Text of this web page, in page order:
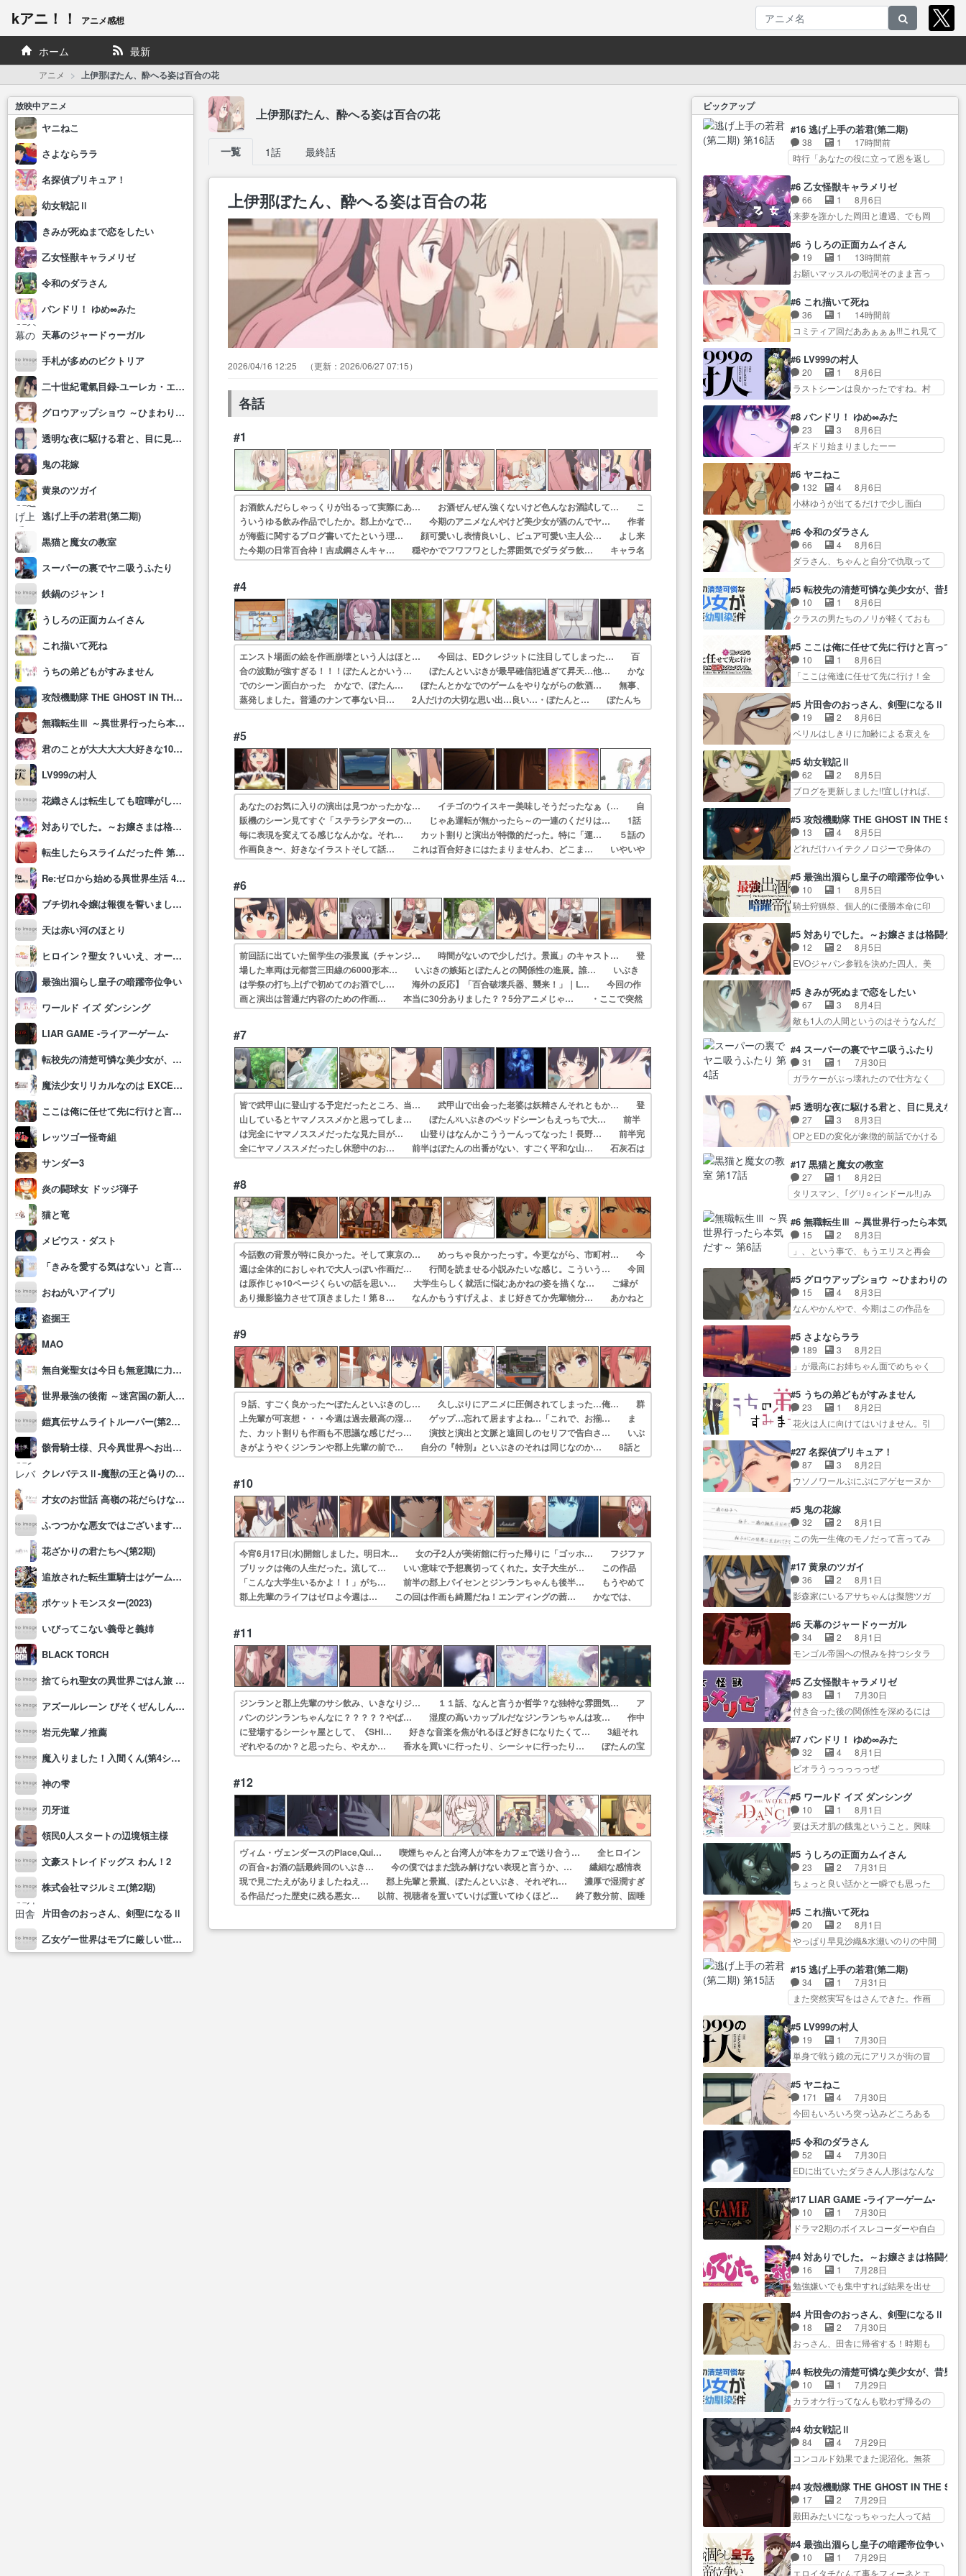
kアニ！！ アニメ感想
ホーム 最新
アニメ 上伊那ぼたん、酔へる姿は百合の花
放映中アニメ
ヤニねこ
さよならララ
名探偵プリキュア！
幼女戦記Ⅱ
きみが死ぬまで恋をしたい
乙女怪獣キャラメリゼ
令和のダラさん
バンドリ！ ゆめ∞みた
天幕のジャードゥーガル
手札が多めのビクトリア
二十世紀電氣目録-ユーレカ・エヴリカ-
グロウアップショウ ～ひまわりのサーカス団～
透明な夜に駆ける君と、目に見えない恋をした。
鬼の花嫁
黄泉のツガイ
逃げ上手の若君(第二期)
黒猫と魔女の教室
スーパーの裏でヤニ吸うふたり
鉄鍋のジャン！
うしろの正面カムイさん
これ描いて死ね
うちの弟どもがすみません
攻殻機動隊 THE GHOST IN THE SHELL
無職転生Ⅲ ～異世界行ったら本気だす～
君のことが大大大大大好きな100人の彼女(第3期)
LV999の村人
花織さんは転生しても喧嘩がしたい
対ありでした。～お嬢さまは格闘ゲームなんてしない～
転生したらスライムだった件 第4期
Re:ゼロから始める異世界生活 4th season
ブチ切れ令嬢は報復を誓いました。 ～魔導書の力で祖国を叩き潰します～
天は赤い河のほとり
ヒロイン？聖女？いいえ、オールワークスメイドです(誇)！
最強出涸らし皇子の暗躍帝位争い
ワールド イズ ダンシング
LIAR GAME -ライアーゲーム-
転校先の清楚可憐な美少女が、昔男子と思って一緒に遊んだ幼馴染だった件
魔法少女リリカルなのは EXCEEDS Gun Blaze Vengeance
ここは俺に任せて先に行けと言ってから10年がたったら伝説になっていた。
レッツゴー怪奇組
サンダー3
炎の闘球女 ドッジ弾子
猫と竜
メビウス・ダスト
「きみを愛する気はない」と言った次期公爵様がなぜか溺愛してきます
おねがいアイプリ
盗掘王
MAO
無自覚聖女は今日も無意識に力を垂れ流す
世界最強の後衛 ～迷宮国の新人探索者～
鎧真伝サムライトルーパー(第2クール)
骸骨騎士様、只今異世界へお出掛け中Ⅱ
クレバテスⅡ-魔獣の王と偽りの勇者伝承-
才女のお世話 高嶺の花だらけな名門校で、学院一のお嬢様(生活能力皆無)を陰ながらお世話することになりました
ふつつかな悪女ではございますが～雛宮蝶鼠とりかえ伝～
花ざかりの君たちへ(第2期)
追放された転生重騎士はゲーム知識で無双する
ポケットモンスター(2023)
いびってこない義母と義姉
BLACK TORCH
捨てられ聖女の異世界ごはん旅 隠れスキルでキャンピングカーを召喚しました
アズールレーン びそくぜんしんっ！にっ!!
岩元先輩ノ推薦
魔入りました！入間くん(第4シリーズ)
神の雫
刃牙道
領民0人スタートの辺境領主様
文豪ストレイドッグス わん！2
株式会社マジルミエ(第2期)
片田舎のおっさん、剣聖になるⅡ
乙女ゲー世界はモブに厳しい世界です2
上伊那ぼたん、酔へる姿は百合の花
一覧 1話 最終話
上伊那ぼたん、酔へる姿は百合の花
2026/04/16 12:25 2026/06/27 07:15
各話
#1
お酒飲んだらしゃっくりが出るって実際にあ… お酒ぜんぜん強くないけど色んなお酒試して… こ
ういうゆる飲み作品でしたか。郡上かなで… 今期のアニメなんやけど美少女が酒のんでヤ… 作者
が海藍に関するブログ書いてたという理… 顔可愛いし表情良いし、ピュア可愛い主人公… よし来
た今期の日常百合枠！吉成鋼さんキャ… 穏やかでフワフワとした雰囲気でダラダラ飲… キャラ名
は出身地の地名の様ですねしかも、… 中の人が目に浮かんでしまいますね～本編戻…
#4
エンスト場面の絵を作画崩壊という人はほと… 今回は、EDクレジットに注目してしまった… 百
合の波動が強すぎる！！！ぼたんとかいう… ぼたんといぶきが最早確信犯過ぎて昇天…他… かな
でのシーン面白かった かなで、ぼたん… ぼたんとかなでのゲームをやりながらの飲酒… 無事、
蒸発しました。普通のナンて事ない日… 2人だけの大切な思い出…良い…・ぼたんと… ぼたんち
ゃん縁結びにいぶきさんとの名前書… 演出が意欲的で、観ていて楽しい。お祭りア…
#5
あなたのお気に入りの演出は見つかったかな… イチゴのウイスキー美味しそうだったなぁ（… 自
販機のシーン見てすぐ「ステラシアターの… じゃあ運転が無かったら～の一連のくだりは… 1話
毎に表現を変えてる感じなんかな。それ… カット割りと演出が特徴的だった。特に「運… ５話の
作画良き〜、好きなイラストそして話… これは百合好きにはたまりませんわ、どこま… いやいや
いやいやいや……カメラワークが変… 本当に神アニメじゃないですか、これ期待を…
#6
前回話に出ていた留学生の張景嵐（チャンジ… 時間がないので少しだけ。景嵐」のキャスト… 登
場した車両は元都営三田線の6000形本… いぶきの嫉妬とぼたんとの関係性の進展。誰… いぶき
は学祭の打ち上げで初めてのお酒でし… 海外の反応】「百合破壊兵器、襲来！」｜L… 今回の作
画と演出は普通だ内容のための作画… 本当に30分ありました？？5分アニメじゃ… ・ここで突然
の飛騨大鍾乳洞！・そこはかと… 私といつも飲んでるじゃないですかだけどあ…
#7
皆で武甲山に登山する予定だったところ、当… 武甲山で出会った老婆は妖精さんそれともか… 登
山しているとヤマノススメかと思ってしま… ぼたん☓いぶきのベッドシーンもえっちで大… 前半
は完全にヤマノススメだったな見た目が… 山登りはなんかこううーんってなった！長野… 前半完
全にヤマノススメだったし休憩中のお… 前半はぼたんの出番がない、すごく平和な山… 石灰石は
山頂の神社にありますってどういう… ・いぶきの言葉にドキドキが止まらない…！…
#8
今話数の背景が特に良かった。そして東京の… めっちゃ良かったっす。今更ながら、市町村… 今
週は全体的におしゃれで大人っぽい作画だ… 行間を読ませる小説みたいな感じ。こういう… 今回
は原作じゃ10ページくらいの話を思い… 大学生らしく就活に悩むあかねの姿を描くな… ご縁が
あり撮影協力させて頂きました！第８… なんかもうすげえよ、まじ好きてか先輩物分… あかねと
バンドメンバー。やえか、ぼたん、… 1位タイが4話、次点5話かな〜大前提どち…
#9
９話、すごく良かった〜ぼたんといぶきのし… 久しぶりにアニメに圧倒されてしまった…俺… 群
上先輩が可哀想・・・今週は過去最高の湿… ゲップ…忘れて居ますよね…「これで、お揃… ま
た、カット割りも作画も不思議な感じだっ… 演技と演出と文脈と遠回しのセリフで告白さ… いぶ
きがようやくジンランや郡上先輩の前で… 自分の『特別』といぶきのそれは同じなのか… 8話と
違い何だが微妙な作画やなぁとか思っ… もう負けヒロイン好きには郡上かなでがたま…
#10
今宵6月17日(水)開館しました。明日木… 女の子2人が美術館に行った帰りに「ゴッホ… フジファ
ブリックは俺の人生だった。流して… いい意味で予想裏切ってくれた。女子大生が… この作品
「こんな大学生いるかよ！！」がち… 前半の郡上パイセンとジンランちゃんも後半… もうやめて
郡上先輩のライフはゼロよ今週は… この回は作画も綺麗だね！エンディングの茜… かなでは、
色々溜め込んでいる感じがする。… 今宵6月16日(火)開館しました。岡山県…
#11
ジンランと郡上先輩のサシ飲み、いきなりジ… １１話、なんと言うか哲学？な独特な雰囲気… ア
バンのジンランちゃんなに？？？？？やば… 湿度の高いカップルだなジンランちゃんは攻… 作中
に登場するシーシャ屋として、《SHI… 好きな音楽を焦がれるほど好きになりたくて… 3組それ
ぞれやるのか？と思ったら、やえか… 香水を買いに行ったり、シーシャに行ったり… ぼたんの宝
具による固有結界が展開。大量に… もう9年前に会社のプロボノで秋田の支援を…
#12
ヴィム・ヴェンダースのPlace,Qui… 喫煙ちゃんと台湾人が本をカフェで送り合う… 全ヒロイン
の百合×お酒の話最終回のいぶき… 今の僕ではまだ読み解けない表現と言うか、… 繊細な感情表
現で見ごたえがありましたねえ… 郡上先輩と景嵐、ぼたんといぶき、それぞれ… 濃厚で湿潤すぎ
る作品だった歴史に残る悪女… 以前、視聴者を置いていけば置いてゆくほど… 終了数分前、固唾
を呑みながら見てたけどプ… 今更だけどいぶきは隙あらばお酒のことばか…
ピックアップ
#16 逃げ上手の若君(第二期)
38 1
17時間前
時行「あなたの役に立って恩を返し
ただろと言われると返… このア
ニメの演出、同じCloverWor… 貞
宗の思考を読み切れなかったのは、
経験の… 信濃仮面いったい誰な
ったり将棋だったり、諏訪神党の三
大… ・これ罠じゃないの？・砦
を捨てるって同盟… 合戦におけ
山… 薄々思ってたけど実写パー
トに対する熱意が… 亜也子ちゃ
ん面白い親父さんが無事で良かっ…
#6 乙女怪獣キャラメリゼ
66 1
8月6日
来夢を誑かした岡田と遭遇、でも岡
か見てなかったと気付き… みん
なからのメイク道具が、らいりーさ
んを… らいりーの影響で理想に
向けて努力する黒絵… コングと
友… らいりーが己のルッキズム
と相対する話とし… らいりーさ
んが容姿の美醜でしか人を見な
ダムに来た黒絵た… ライリーが
好きだったクズ男ハルゴンが懲
ら… メイクでちょっと勇気出て
る黒絵ちゃん可愛…
#6 うしろの正面カムイさん
19 1
13時間前
お願いマッスルの歌詞そのまま言っ
した～バタバタしてて… 霊を大
量に成仏させた ジェットババアの
亜… 1日で6人は流石絶倫カムイ
婆もしっかり抱… 今回は交通悪
前半の霊カモみたいになってるよねw
ジェッ… 今回はいつもと違って
霊が大人しいなと思っ… 最後に
お… 交通系悪霊除霊ツアー編！
どっちが悪かよく… よく見ない
と気付けない2つのエピソードに…
#6 これ描いて死ね
36 1
14時間前
コミティア回だああぁぁぁ!!!これ見て
が同人誌即売会の… 買ってもら
えた最初の一冊お客にプロポー
ズ… 遅れて5話，コミティア前哨
戦ですが，ここ… 「同情は創作
す… 東京で開かれる即売会に行
って自分たちの本… 一冊売る事
の苦労と喜びを知る手島先生が
ー編集さん。同… 自分の妄想を
買ってくれる人がいるという
も… 初めて自分の漫画が売れた
時の感動、懐かし…
#6 LV999の村人
20 1
8月6日
ラストシーンは良かったですね。村
鬼モードフィンガーシリ… アリ
スと10年後に結婚の約束をした鏡ず
っ… カジノスタッフ募集するも
集まらない更に追… 王命でクル
ビ… 最強の村人・鏡との出会い
で少しは変わった… やはり何か
悲しい過去がありそうな。鏡の
深そうやね姫を舐… 新キャラが
登場早々変態扱いされてる件。
タ… まだまだお元気そうなお声
で……不意打ち過…
#8 バンドリ！ ゆめ∞みた
23 3
8月6日
ギスドリ始まりましたーー
めっちゃ情緒不安定になってて
怖… 超回復を見守っていかない
と、ですね！！み… 開幕聞き取
りスタッフに定治いなかった？
節介だったりする… ビオラの立
ち回り害悪すぎるお近づきの印
が… ・律っちゃん明るくなった
た一難、律がビオラの呪縛か
ら… 「私はあなたが嫌いなんで
す」「バンドやめ… 何が起きて
いるのか！？次週、みゅーたいぷ…
#6 ヤニねこ
132 4
8月6日
小林ゆうが出てるだけで少し面白
◯◯◯される強制百合を期待
し… ヒグマドンってなんな
ん！？人見知りっぽい… なんな
ら下ネタ0じゃなかったかこんな回
イルドな回だった… 今回はだい
ぶある程度抑えてる？w感じな
気… アルねこ、そうはならんや
生きていたゴキブリ死んでる
GP… アルねこ危険ですよね。健
康的な面で··江… 酔い潰れ行き着
いた江ノ島で、朝日を眺めな…
#6 令和のダラさん
66 4
8月6日
ダラさん、ちゃんと自分で仇取って
じゃないのよケロロじゃ… ロボ
ットに憧れてビーム撃ちたいと…そ
うい… 余りにも凄惨なダラさん
の過去ダラさんの６… 過去編は
い… ガンガガン♪薫がなんかしっ
かり歌ってロマ… 姉巫女の誤
算、クソみたいな嫉妬の末路よ。
ン言うてないで… このアニメは
どこに行くのだろう、面白す
ぎ… 姉のした事はただ単に一族
を絶滅させただけ…
#5 転校先の清楚可憐な美少女が、昔男
10 1
8月6日
クラスの男たちのノリが軽くておも
いを拗らせているタイプ… みな
もちゃんが透けブラしててびっくり
して… レベルのキャラが登場。
相変わらず顔や体の… 隼人が春
じ… 第５話をU-NEXTで視聴しま
した。視聴… ラブコメで天然ジ
ゴロというかナチュラルヒ… み
不安に… 無理なダイエットは禁
物だけど、なかなか結… 「これ
からもお手入れ、がんばりゅ」あり
が…
#5 ここは俺に任せて先に行けと言って
10 1
8月6日
「ここは俺達に任せて先に行け！全
ロックが今、2人にあと… 木下鈴
奈（@0suzuna0）が【マリー…
村ごと乗っ取られてたら流石に気付
かないか… 《漫画版少し読んだ
クは敵に容赦無くブスっといくから
気持… 勇者パーティー再結成し
て先にいけで激アツ… 爆縮、幻
な… ねぇ猫耳ガール、敵の根城
に乗り込む事を同… 世もや替え
が利くと復活Pとは？！もう来週…
#5 片田舎のおっさん、剣聖になるⅡ
19 2
8月6日
ベリルはしきりに加齢による衰えを
ていた限界を超えて命の… いい
んじゃないですか。魔物の群を発見
した… アマプラにて視聴終わ
り！サーベルボア討伐… を言い
り… 先生としてのベリルが好き
だけど、今回みた… 4人だけでサ
ーベルボアを狩りに行く。野
が暴れてると聞い… ちょっと年
齢の事を言いすぎとゆーか言い
訳… ベリルの母もやはり只者じ
ゃなかったかベリ…
#5 幼女戦記Ⅱ
62 2
8月5日
ブログを更新しました!!宜しければ、
選んだゼートゥーア… ゼートゥ
ーアの唯一の手駒が強すぎる笑あ
お… 私にとって完全にご褒美回
ゼー様の葉巻シー… やはりター
が… “貧乏籤百連無料ガチャ”100
連でも1回… 2期入ってから地味
だよね。ただでさえ幼女… 「餌
葉に… ゼートゥーア左遷によっ
て参謀本部の連携が… 緊張感あ
る戦闘描写とギャグ今週の『有能
な…
#5 攻殻機動隊 THE GHOST IN THE
13 4
8月5日
どれだけハイテクノロジーで身体の
なるかと思った回想シー… フチ
コマだいぶ理性持ち始めた。この世
界の… 原作読んだのもう何年も
前なのに、覚えてる… コイルの
導… やまとん1号はどこの部分で
使うのだろう？… 日本とロシア
が絡む政治の話かつ色々な用
しまし… 前回同様『イノセン
ス』を含む押井・神山版… 第５
話「EPISODEラストの母親の気持…
#5 最強出涸らし皇子の暗躍帝位争い
10 1
8月5日
騎士狩猟祭、個人的に優勝本命に印
のが面倒な時は古代魔法… エル
ナがチートすぎる笑アルは最初から
自分… プラネット・ウィズ展開
アツいな「騎士狩猟… 麦茶どこ
ぐ… 第５話をABEMAで視聴しま
した。視聴に… 復讐に燃える吸
血鬼兄弟の弟ですいいキャラ…
皇帝… ウサギ好きそうな王女殿
下がかわいい。幼馴… ついに始
まった狩猟祭。エルナの活躍で上
位…
#5 対ありでした。～お嬢さまは格闘ゲ
12 2
8月5日
EVOジャパン参戦を決めた四人。美
いと思ってた(無くて… 見た目は
気品溢れてるのに中身は…美緒マ
マ… テーマ：格ゲー大会に行く
には？感想は、美… 大会を前に
本… 東京で開催される格ゲー大
会に参加すること… Japanに向け
て外泊届にサインをもらっ… 長
よ… 旅の支度全部やってくれる
先輩、なんだかん… 第５話をｄ
アニメストアで視聴しました。視…
#5 きみが死ぬまで恋をしたい
67 3
8月4日
敵も1人の人間というのはそうなんだ
どういう意味だろうな… ミミを
人間に戻して欲しいでも自分達が代
わ… ご視聴ありがとうございま
した見るたびに切… 誰かと思っ
方… 第５話感想：コ□した相手に
も家族や…､戦… つらい回だ……
つらすぎる……。エスタ先輩…
の関係… 確かに相手にも家族や
大切な人はいるけど、… 白シャ
ツが作業着みたいなもんなんですか
ね…
#4 スーパーの裏でヤニ吸うふたり
31 1
7月30日
ガラケーがぶっ壊れたので仕方なく
年くらいに思ってたけど… やは
り出オチ感が否めず、エピソードの
打率… 田山さんが佐々木さんに
沼っていく…こんな… 佐々木さ
じ… 佐々木がガラケーからスマ
ホに変えるって、… もうドラマ
版孤独のグルメファンコンテン
佐々木さんの優しさ… 先行で見
た時より2人のやり取りに癒しを
感… ABEMA版の7〜8話佐々木が
実年齢以上…
#5 透明な夜に駆ける君と、目に見えない
27 3
8月3日
OPとEDの変化が象徴的前話でかける
った世界。どんな女… そうか、
こんな風に見えてるのかぁ。かけ
る… 完全な両片思いになりまし
たねぇ…OPとE… 余計な物は描
ん… 光も感じない完全な盲目な
んやね…おめかし… 母役に能登
さんって禁じ手使ってきたー！
て良かった本当… 股に海豚を挟
み水上バスでの会話を反芻…
恋… OPEDとも無人バージョンか
ら主人公２人…
#17 黒猫と魔女の教室
27 1
8月2日
タリスマン、｢グリ○ィンドール!!｣み
で力を合わせて倒… アリアはホ
ントスピカが大好きだよね。ツ
ン… 一等級ポテンシャルのアリ
アちゃん可愛くて… そういや、
… とうとうアリアと直接競う場
がきたこれまで… 毎度ながらの
スピカの顔面芸推しのハナち
味ダダ漏れで好き… 期末試験が
始まろうとしておりスピカは対
策… 能力鑑定胸像タリスマン氏
容姿も評価してし…
#6 無職転生Ⅲ ～異世界行ったら本気だ
15 2
8月3日
」、という事で、もうエリスと再会
てルーデウスの成長が確… 人間
関係の清算が粛々と進められている
サラ… サラとの関係に対して完
全に「昔の女」とし… ルーシー
微… サラとは会ってほしいちゃ
んとした別れ方し… サラは未練0
だと言っていたけど人の気持
モヤする別れ方だ… 役で出演さ
せていただきました！よろしく
お… 毎クールメインヒロインを
好きになっちゃう…
#5 グロウアップショウ ～ひまわりのサ
15 4
8月3日
なんやかんやで、今期はこの作品を
減らない(^_^;サ… 葵ちゃん可愛
すぎるな楠木ともりちゃんの
ね… デフォルメされた表情が特
に多かったのが印… 葵＆茜の回
ひ… 互いが互いのことを想って
いるのにすれ違っ… 第５話をｄ
アニメストアで視聴しました。
練習したい〟と言… 本当この作
品は「キャラ」を活かすのがう
ま… みずかちゃんの介入で双子
の仲にヒビが………
#5 さよならララ
189 3
8月2日
」が最高にお姉ちゃん面でめちゃく
ラスの弁償は求められた… 逡巡
を振り切ってみんなに謝ったララの
思い… 仕事に馴染めない辺り観
ていて苦しいところ… ララちゃ
い… ララと茉里とで初のアルバ
イト。七転八倒し… 労働するプ
リンセスえらい。プリンセスの
べて、帰りにカメ… ララが働く
事でのてんやわんや。働いて大
変… 地道に働き人と関わる日々
の中に愛を見いだ…
#5 うちの弟どもがすみません
23 1
8月2日
花火は人に向けてはいけません。引
たことなかったっけ！1… ってお
名前を見たんだけどあの中村大樹さ
ん… 糸ちゃんカッケー、色んな
意味でwゲームが… 姉から性的興
わ… テーマ：引きこもりの理由
感想は、久しぶり… 元ゲーマー
なので、はちゃめちゃ楽しく作
おかしいね(*´… 糸と源ははよ好
きおうとると言わんかい！引…
ショウくんと対等に話すためにゲー
ムをする…
#27 名探偵プリキュア！
87 3
8月2日
ウソノワールぷにぷにアゲセーヌか
争奪戦をやったと。… 記憶を取
り戻し正式に探偵事務所で働き始
め… ポワロ、元ネタを解説して
原作に誘導するの… くれあさん
ょ… ・急にクイズ番組が始まっ
たw・妖精ウソノ… るるかの助手
だった？今回が初めての探偵
レアさん探偵すぎ… 突然のポア
ロクイズは草なんよ。んで、あ
ん… 今回からついにくれあが探
偵事務所の仲間に…
#5 鬼の花嫁
32 2
8月1日
この先一生俺のモノだって言ってみ
ゼント………とは思っ… 玲夜さ
ん柚子に18年分の誕生日プレゼン
ト… 柚子は鬼龍院家から初めて
学校に通う事にな… プレゼント
レ… 玲夜さまサプライズの、こ
れまでの柚子ちゃ… 玲夜から柚
子へ17年分の誕生日&を未来に…
な… 梅原の人が18歳になるまで
の誕生プレゼン… なよなよした
男（cv石田彰）梅ちゃんがた…
#17 黄泉のツガイ
36 2
8月1日
影森家にいるアサちゃんは擬態ツガ
や気持ちを汲んで熱くな… 屋敷
にアサはいなかった逆にガブちゃん
はい… 影森の当主が際限なくツ
ガイを増やせるのに… 今回はも
怒… ユルと戦った時から伏線が
張られていたのが… しかしアサ
は、兄様に会いたいbotだと思…
アキオの… 色々とひっかけがあ
って、最終的に嫌な終わ… ゴン
ゾウが従える大量のツガイに何事か
と思…
#6 天幕のジャードゥーガル
34 2
8月1日
モンゴル帝国への恨みを持つシタラ
るのだけどいつの間にか… オゴ
タイの妃になってもその心は晴れ
ず、モ… ドレゲネの過去、宝石
だった彼女が人になり… ドレゲ
タ… 年上旦那が良い人でも、女
は宝石でただ笑っ… ダイルの儀
式の神々しさたるや。一気に空
情の言葉しか…シ… 奥様に悲し
い過去…萌え袖が可愛いね、と
思… ドレゲネとシタラ、2人だけ
の同盟が結成さ…
#5 乙女怪獣キャラメリゼ
83 1
7月30日
付き合った後の関係性を深めるには
コングなのいい味付けだ… ずっ
とメスってて何この可愛い生物。ク
ラス… 付き合い始めたら始めた
でまた違った悩みが… と一歩ず
の… ツインテールが可愛いお茶
目な妹ちゃんです… しかも過去
も重いんかいかつては自分に自
からかしらお顔が… 黒絵「怪獣
に憧れるのはいいけど自分自身
が… 素の自分はどちらなのかは
まだ不明だが見せ…
#7 バンドリ！ ゆめ∞みた
32 4
8月1日
ビオラうっっっっっぜ
ちゃん、僕っ子になってから取り戻
し… ビオラが悪魔すぎて気分が
悪くなってきたこ… 声優まとめ
ました(７話まで)仲町あられ/… ビ
wwwこ… 自信あれば評価なんて
気にしないし、充実し… ・バー
チャルだけど、みゅーたいぷ初ライ
たら歌唱シーン… の、らいぶシ
ーン＿!!­­--­­--­… それだけでええや
ん！！しかし、ビオラが仕…
#5 ワールド イズ ダンシング
10 1
8月1日
要は天才肌の餓鬼ということ。興味
かった？鬼夜叉が田楽の… 猿楽
の鬼夜叉と田楽の増次郎。小さない
ざこ… 着眼点は良くとも、先鋭
的すぎるのか。芸能… 鬼夜叉は
条… 観世座を離れ、三条坊門御
所で日々を送る鬼… 「お前(鬼夜
叉)が凄いのではなく客が凄い…
猫の動き… 登場人物の我が強
い。新しい獅子舞に拘って… 第
５話をprimevideoで視聴しまし…
#5 うしろの正面カムイさん
23 2
7月31日
ちょっと良い話かと一瞬でも思った
めてなかった？白雪碧さ… 今日
も1日お疲れ様でした～───昨晩～
今… 幼女に拾われたお市ちゃん
の恩返し。化け猫… 役にて出演
ン… トイ・ストーリーみたいな
始まり。流石に除… 猫相手にな
んでそんなに…と思ったらそう
化け猫は油が好物… 今回はあか
やし1体のみで15分。金持ちの…
今更だけど霊が性行為で祓えること
は何とな…
#5 これ描いて死ね
20 2
8月1日
やっぱり早見沙織&水瀬いのりの中間
とになってたんだっけ… 登場人
物が増えてわいわいしたところが好
き… 初コミティアで２０冊刷り
は妥当だよね。俺… 藤森さんの
が⋯… 〜漫画に「想い」をこめ
よう｣娘に漫画であ… 何回この作
品に泣かされるのだろう。光が
っていいなあ。同… コミティア
参加のしおりを徹夜で作る先生
(… お母さん、娘にあんな漫画描
かれたら泣いち…
#15 逃げ上手の若君(第二期)
34 1
7月31日
また突然実写をはさんできた。作画
る事と分かると水を得た… 30歳
まで童貞だと魔法使いになれるとい
う… こっちの諏訪の三大将もま
たクセが強いw色… 頼重が完全に
が… 弧次郎「欲を我慢して強く
なれるなら大飯食… 変化球な演
出も交えながらの状況説明が本
した！最終的に… この高らかな
DT宣言、合田一人に通じるも…
この作品は近年稀に見るおっさんキ
ャラの充…
#5 LV999の村人
19 1
7月30日
単身で戦う鏡の元にアリスが街の冒
に飲み込まれた転生者と… みん
なががんばってくれたアリスの父ち
ゃん… 成長限界が999である村人
と定めた上位存… 大規模バトル
り… やっぱり勇者より強かった
か笑統率力LV9… 普通の人間の親
子やーん総務課長と娘の女子…
の… そのために役割を超越する
者の出現させるた… アリスのお
陰で他の勇者達も共闘してくれ魔…
#5 ヤニねこ
171 4
7月30日
今回もいろいろ突っ込みどころある
の話が尋常じゃない雰囲… 妹子
ちゃんの恋愛話をしたり、タバコを
生産… ここうっすら思ったこと
ズバリ言ってくれて… おかし
配… ヤクねこのクワガタ取りの
話見て切なくなっ… 普段は選別
された4～600レスを2,30… 隠し
正… なんか今日はかなり一瞬で
終わっちまったっ… 先週と比べ
てまだまともに見えた。4話は過…
#5 令和のダラさん
52 4
7月30日
EDに出ていたダラさん人形はなんな
生まれた日』をダラさ… 陰惨な
過去がきっちり現代に継承されてい
る… ダラさんと姉弟の母との出
会いの話やはりダ… ダラさんの
人… 第５話感想：２人の過剰な
貢ぎ物?の礼とし… 第５話感想：
姉のお誕生会にダラさんを招
替わってるのね… こんなデカイ
のどうやって運ぶんだよ！？
姉… ダラさん、人型形態にもな
れるんか!?w髪…
#17 LIAR GAME -ライアーゲーム-
10 1
7月30日
ドラマ2期のボイスレコーダーや自白
をつくのが抜群に上手… 昼の国
の奴らも馬鹿が多いが、夜の国も同
じ… ご視聴ありがとうございま
した来週もよろし… 握った◯治
レ… ヨコヤの頭の回転の速さと
人間の心理を利用… 夜の国のヨ
コヤ支配がますますひどく……。
裁支配を強化、… やはりヨコヤ
いいですね。昼の国が勝てる
流… 役で出演いたしました。次
回も緊張が止まり…
#4 対ありでした。～お嬢さまは格闘ゲ
16 1
7月28日
勉強嫌いでも集中すれば結果を出せ
しむ４人。だが、期末試… どん
なゲームも相手が強すぎるとやる気
無く… テーマ：テスト勉強と大
会感想は、美緒がテ… すげーー
優… 深夜の格ゲー対戦よりテス
トの方がよっぽど… 真剣に授業
を受けて、夜は珠樹の部屋で格
勉強会！美緒ちゃ… 受験勉強と
戦闘の2択なら戦闘を選ぶ娘w
美… 勉強嫌いでバトルを選ぶっ
て、ひぐらしの沙…
#4 片田舎のおっさん、剣聖になるⅡ
18 2
7月30日
おっさん、田舎に帰省する！時期も
副団長、年長者が強い順… 底知
れない爺さんには夢が詰まってると
思う… クルニ、ヘンブリッツ、
ミュイと一緒におっ… 帰省、お
確… 父親から手紙が来た。サー
ベルボアの退治の… ここでヘン
ブリッツくんが同行するのが変
に・ベリルはミュ… おっさんの
親となるとお爺ちゃんだよね孫
扱… ・ベリル、実家に帰ること
に・ベリルはミュ…
#4 転校先の清楚可憐な美少女が、昔男
10 1
7月29日
カラオケ行ってなんも歌わず帰るの
めっちゃ可愛いぞ！！！… どう
やらあの女優さんが春希のお母さん
のよ… 春希ちゃん姫ちゃんに野
菜の子も凄え可愛い… 隼人くん
全… 第４話をU-NEXTで視聴しま
した。視聴… スマホを買うた
め、都心で待ち合わせをした…
だかん… いきなりシリアス展開
ぶち込んでくるじゃん… 春希の
家庭事情は複雑。食事とか隼人が親
#4 幼女戦記Ⅱ
84 4
7月29日
コンコルド効果でまた泥沼化。無茶
自らが行う煙草と葉巻は… ブロ
グを更新しました!!宜しければ、是
非… 計画通りにはいかないね笑
やり遂げた(ほぼ… 今回もターニ
し… 白髪の男性が語った家族を
失った喪無感が、… 連邦に対し
#4 攻殻機動隊 THE GHOST IN THE
17 2
7月29日
殿田みたいになっちゃった人って結
と思ってたら、トグサが… あの
見た目もうただのロボでしかないん
だよ… 俺らの汗拭きそりゃいや
#4 最強出涸らし皇子の暗躍帝位争い
10 1
7月29日
エロイタチなんて事をフィーネとエ